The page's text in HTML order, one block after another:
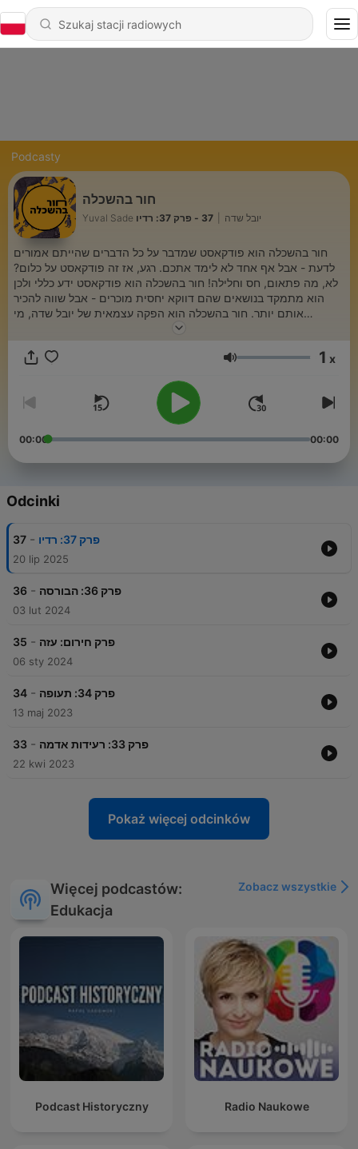
Podcasty
חור בהשכלה
Yuval Sade יובל שדה 37 - פרק 37: רדיו
חור בהשכלה הוא פודקאסט שמדבר על כל הדברים שהייתם אמורים
לדעת - אבל אף אחד לא לימד אתכם. רגע, אז זה פודקאסט על כלום?
לא, מה פתאום, חס וחלילה! חור בהשכלה הוא פודקאסט ידע כללי ולכן
הוא מתמקד בנושאים שהם דווקא יחסית מוכרים - אבל שווה להכיר
אותם יותר. חור בהשכלה הוא הפקה עצמאית של יובל שדה, מי
שמעוניין לתמוך בפודקאסט מוזמן לעשות את זה דרך הלינק הבא:
הפייסבוק שלנו -מוזמנים להיכנס ולהשאיר חותם!Głośność 1 x
00:00 00:00
Odcinki
37 - פרק 37: רדיו
20 lip 2025
36 - פרק 36: הבורסה
03 lut 2024
35 - פרק חירום: עזה
06 sty 2024
34 - פרק 34: תעופה
13 maj 2023
33 - פרק 33: רעידות אדמה
22 kwi 2023
Pokaż więcej odcinków
Więcej podcastów:
Edukacja
Zobacz wszystkie
Podcast Historyczny Radio Naukowe